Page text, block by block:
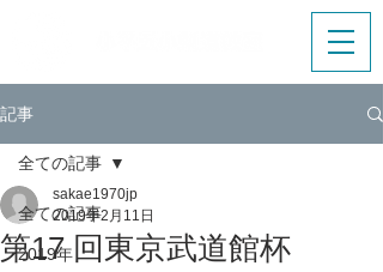
記事
全ての記事
2019年
全ての記事
第17 回東京武道館杯
sakae1970jp
2019年2月11日